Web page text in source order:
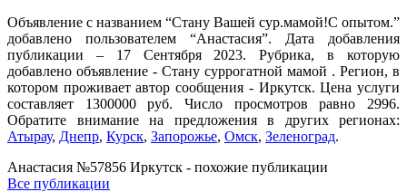
Объявление с названием “Стану Вашей сур.мамой!С опытом.”
добавлено пользователем “Анастасия”. Дата добавления
публикации – 17 Сентября 2023. Рубрика, в которую
добавлено объявление - Cтану суррогатной мамой . Регион, в
котором проживает автор сообщения - Иркутск. Цена услуги
составляет 1300000 руб. Число просмотров равно 2996.
Обратите внимание на предложения в других регионах:
Атырау, Днепр, Курск, Запорожье, Омск, Зеленоград.
Анастасия №57856 Иркутск - похожие публикации
Все публикации